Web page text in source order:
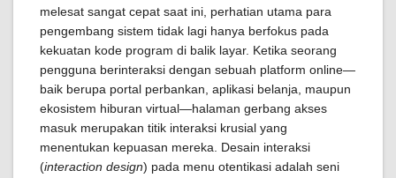
melesat sangat cepat saat ini, perhatian utama para
pengembang sistem tidak lagi hanya berfokus pada
kekuatan kode program di balik layar. Ketika seorang
pengguna berinteraksi dengan sebuah platform online—
baik berupa portal perbankan, aplikasi belanja, maupun
ekosistem hiburan virtual—halaman gerbang akses
masuk merupakan titik interaksi krusial yang
menentukan kepuasan mereka. Desain interaksi
(interaction design) pada menu otentikasi adalah seni